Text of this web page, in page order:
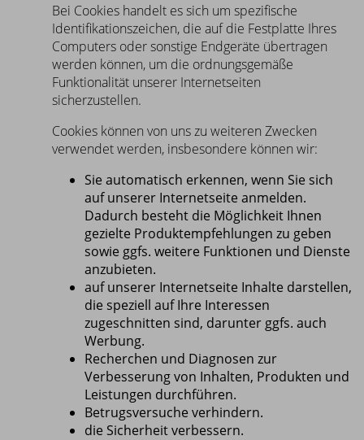
Bei Cookies handelt es sich um spezifische
Identifikationszeichen, die auf die Festplatte Ihres
Computers oder sonstige Endgeräte übertragen
werden können, um die ordnungsgemäße
Funktionalität unserer Internetseiten
sicherzustellen.
Cookies können von uns zu weiteren Zwecken
verwendet werden, insbesondere können wir:
Sie automatisch erkennen, wenn Sie sich
auf unserer Internetseite anmelden.
Dadurch besteht die Möglichkeit Ihnen
gezielte Produktempfehlungen zu geben
sowie ggfs. weitere Funktionen und Dienste
anzubieten.
auf unserer Internetseite Inhalte darstellen,
die speziell auf Ihre Interessen
zugeschnitten sind, darunter ggfs. auch
Werbung.
Recherchen und Diagnosen zur
Verbesserung von Inhalten, Produkten und
Leistungen durchführen.
Betrugsversuche verhindern.
die Sicherheit verbessern.